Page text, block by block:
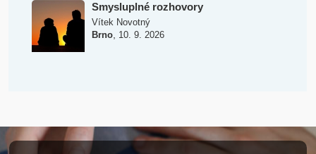
Smysluplné rozhovory
Vítek Novotný
Brno, 10. 9. 2026